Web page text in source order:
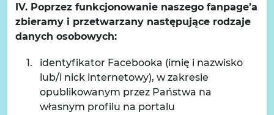
IV. Poprzez funkcjonowanie naszego fanpage’a
zbieramy i przetwarzany następujące rodzaje
danych osobowych:
identyfikator Facebooka (imię i nazwisko
lub/i nick internetowy), w zakresie
opublikowanym przez Państwa na
własnym profilu na portalu